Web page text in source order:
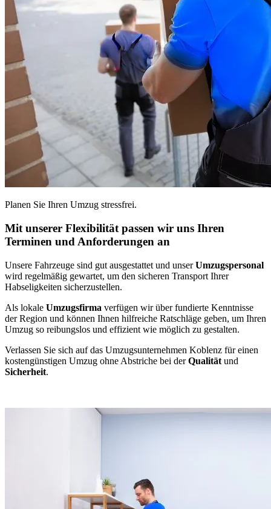
Planen Sie Ihren Umzug stressfrei.
Mit unserer Flexibilität passen wir uns Ihren
Terminen und Anforderungen an
Unsere Fahrzeuge sind gut ausgestattet und unserUmzugspersonal
wird regelmäßig gewartet, um den sicheren Transport Ihrer
Habseligkeiten sicherzustellen.
Als lokale Umzugsfirma verfügen wir über fundierte Kenntnisse
der Region und können Ihnen hilfreiche Ratschläge geben, um Ihren
Umzug so reibungslos und effizient wie möglich zu gestalten.
Verlassen Sie sich auf das Umzugsunternehmen Koblenz für einen
kostengünstigen Umzug ohne Abstriche bei derQualität und
Sicherheit.